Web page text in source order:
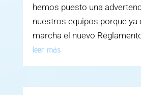
hemos puesto una
nuestros equipos porque ya
marcha el nuevo
leer más